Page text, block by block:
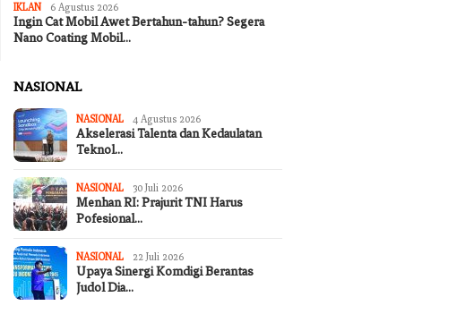
IKLAN 6 Agustus 2026
Ingin Cat Mobil Awet Bertahun-tahun? Segera
Nano Coating Mobil…
NASIONAL
NASIONAL 4 Agustus 2026
Akselerasi Talenta dan Kedaulatan
Teknol…
NASIONAL 30 Juli 2026
Menhan RI: Prajurit TNI Harus
Pofesional…
NASIONAL 22 Juli 2026
Upaya Sinergi Komdigi Berantas
Judol Dia…